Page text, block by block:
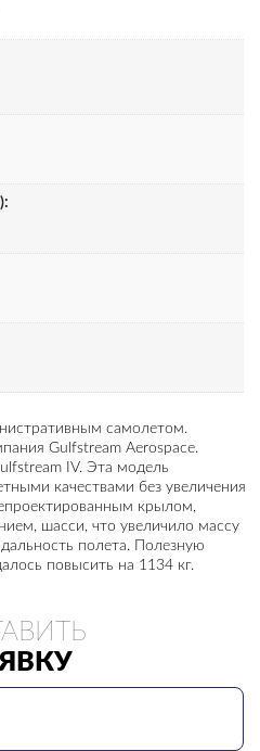
самолетом.
Gulfstream Aerospace.
IV. Эта модель
качествами без увеличения
крылом,
шасси, что увеличило массу
полета. Полезную
повысить на 1134 кг.